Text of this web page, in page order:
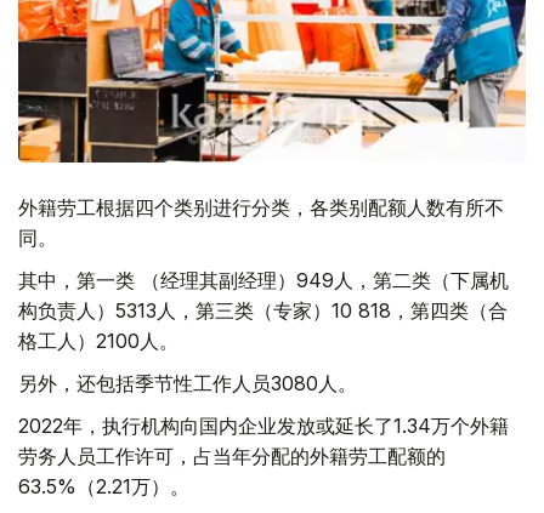
外籍劳工根据四个类别进行分类，各类别配额人数有所不
同。
其中，第一类 （经理其副经理）949人，第二类（下属机
构负责人）5313人，第三类（专家）10 818，第四类（合
格工人）2100人。
另外，还包括季节性工作人员3080人。
2022年，执行机构向国内企业发放或延长了1.34万个外籍
劳务人员工作许可，占当年分配的外籍劳工配额的
63.5%（2.21万）。